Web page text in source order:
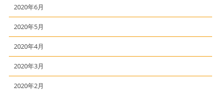
2020年6月
2020年5月
2020年4月
2020年3月
2020年2月